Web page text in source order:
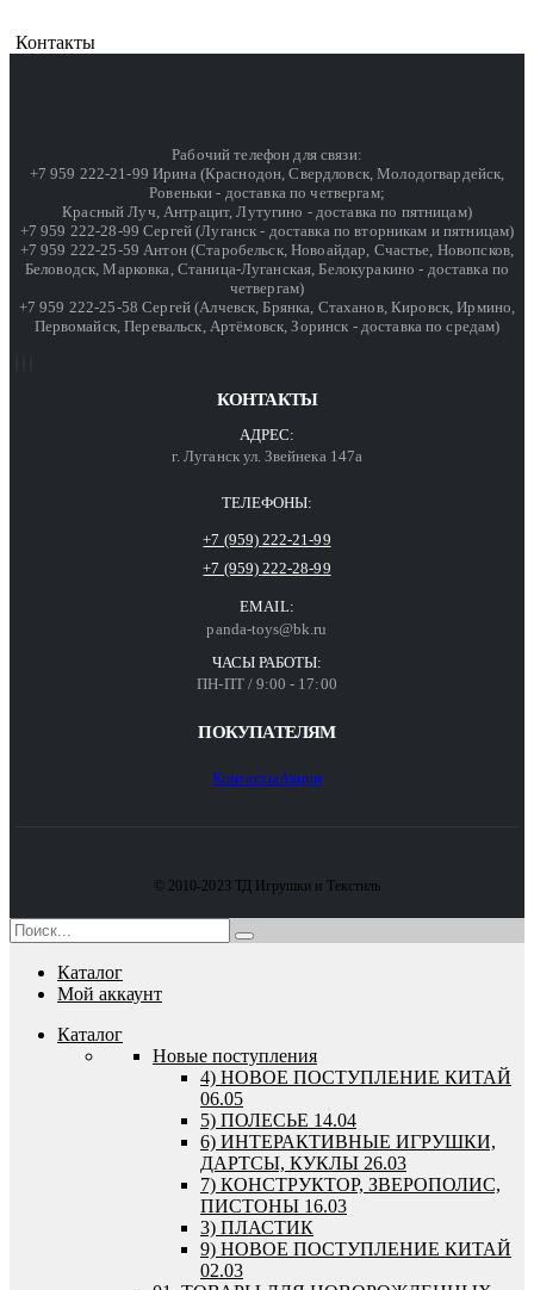
Контакты
Рабочий телефон для связи:
+7 959 222-21-99 Ирина (Краснодон, Свердловск, Молодогвардейск,
Ровеньки - доставка по четвергам;
Красный Луч, Антрацит, Лутугино - доставка по пятницам)
+7 959 222-28-99 Сергей (Луганск - доставка по вторникам и пятницам)
+7 959 222-25-59 Антон (Старобельск, Новоайдар, Счастье, Новопсков,
Беловодск, Марковка, Станица-Луганская, Белокуракино - доставка по
четвергам)
+7 959 222-25-58 Сергей (Алчевск, Брянка, Стаханов, Кировск, Ирмино,
Первомайск, Перевальск, Артёмовск, Зоринск - доставка по средам)
КОНТАКТЫ
АДРЕС:
г. Луганск ул. Звейнека 147а
ТЕЛЕФОНЫ:
+7 (959) 222-21-99
+7 (959) 222-28-99
EMAIL:
panda-toys@bk.ru
ЧАСЫ РАБОТЫ:
ПН-ПТ / 9:00 - 17:00
ПОКУПАТЕЛЯМ
КонтактыАкции
© 2010-2023 ТД Игрушки и Текстиль
Каталог
Мой аккаунт
Каталог
Новые поступления
4) НОВОЕ ПОСТУПЛЕНИЕ КИТАЙ
06.05
5) ПОЛЕСЬЕ 14.04
6) ИНТЕРАКТИВНЫЕ ИГРУШКИ,
ДАРТСЫ, КУКЛЫ 26.03
7) КОНСТРУКТОР, ЗВЕРОПОЛИС,
ПИСТОНЫ 16.03
3) ПЛАСТИК
9) НОВОЕ ПОСТУПЛЕНИЕ КИТАЙ
02.03